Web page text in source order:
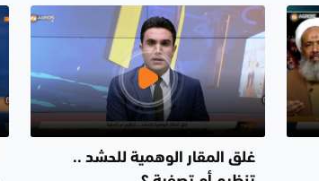
غلق المقار الوهمية للحشد ..